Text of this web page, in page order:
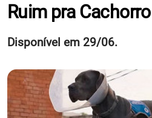
Ruim pra Cachorro
Disponível em 29/06.